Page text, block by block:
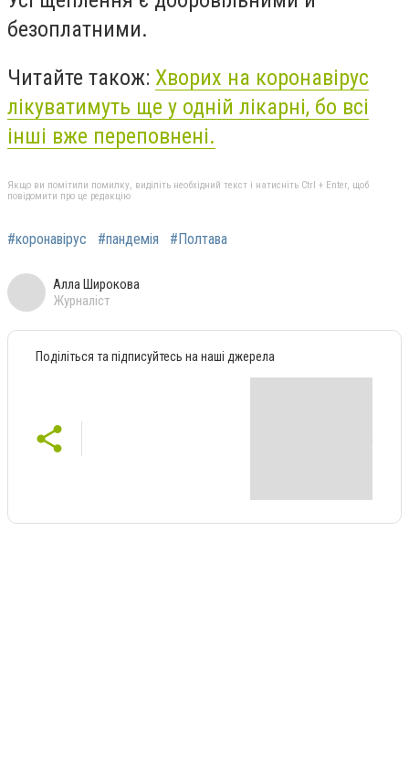
безоплатними.
Читайте також: Хворих на коронавірус
лікуватимуть ще у одній лікарні, бо всі
інші вже переповнені.
Якщо ви помітили помилку, виділіть необхідний текст і натисніть Ctrl + Enter, щоб
повідомити про це редакцію
#коронавірус #пандемія #Полтава
Алла Широкова
Журналіст
Поділіться та підписуйтесь на наші джерела